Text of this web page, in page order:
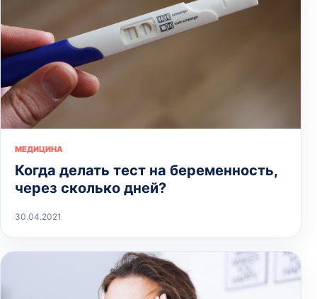
МЕДИЦИНА
Когда делать тест на беременность,
через сколько дней?
30.04.2021